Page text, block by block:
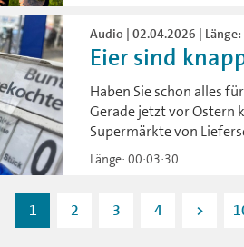
Audio | 02.04.2026 | Länge:
Eier sind
Haben Sie schon alles
Gerade jetzt vor Ostern
Supermärkte von
Länge: 00:03:30
1 2 3 4 >